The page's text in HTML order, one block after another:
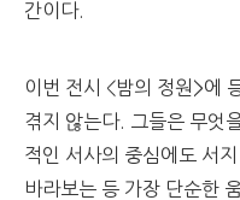
간이다.
이번 전시 <밤의 정원>에
겪지 않는다. 그들은 무엇
적인 서사의 중심에도 서
바라보는 등 가장 단순한